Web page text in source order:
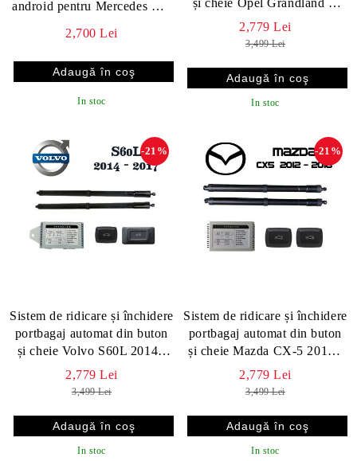
android pentru Mercedes ML
2,700 Lei
In stoc
și cheie Opel Grandland X
2017 - 2019
2,779 Lei
3,499 Lei
In stoc
Sistem de ridicare și închidere
portbagaj automat din buton
și cheie Volvo S60L 2014 -
2017
-21%
2,779 Lei
3,499 Lei
In stoc
Sistem de ridicare și închidere
portbagaj automat din buton
și cheie Mazda CX-5 2012 -
2016
-21%
2,779 Lei
3,499 Lei
In stoc